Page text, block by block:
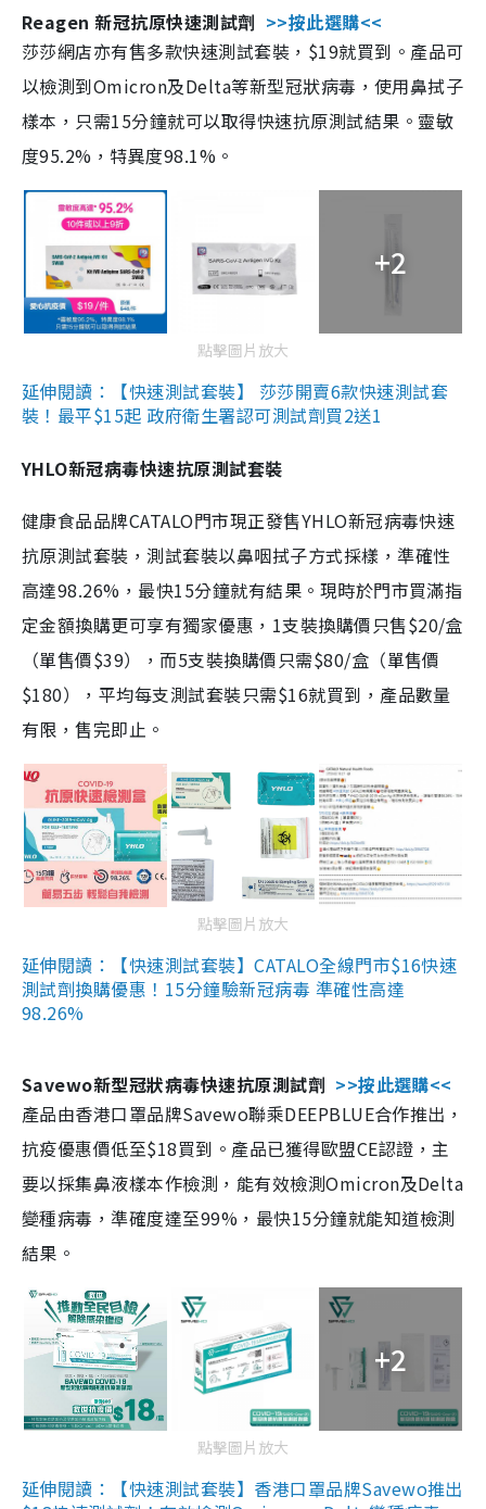
Reagen 新冠抗原快速測試劑 >>按此選購<<
莎莎網店亦有售多款快速測試套裝，$19就買到。產品可
以檢測到Omicron及Delta等新型冠狀病毒，使用鼻拭子
樣本，只需15分鐘就可以取得快速抗原測試結果。靈敏
度95.2%，特異度98.1%。
+2
點擊圖片放大
延伸閱讀：【快速測試套裝】 莎莎開賣6款快速測試套
裝！最平$15起 政府衛生署認可測試劑買2送1
YHLO新冠病毒快速抗原測試套裝
健康食品品牌CATALO門市現正發售YHLO新冠病毒快速
抗原測試套裝，測試套裝以鼻咽拭子方式採樣，準確性
高達98.26%，最快15分鐘就有結果。現時於門市買滿指
定金額換購更可享有獨家優惠，1支裝換購價只售$20/盒
（單售價$39），而5支裝換購價只需$80/盒（單售價
$180），平均每支測試套裝只需$16就買到，產品數量
有限，售完即止。
點擊圖片放大
延伸閱讀：【快速測試套裝】CATALO全線門市$16快速
測試劑換購優惠！15分鐘驗新冠病毒 準確性高達
98.26%
Savewo新型冠狀病毒快速抗原測試劑 >>按此選購<<
產品由香港口罩品牌Savewo聯乘DEEPBLUE合作推出，
抗疫優惠價低至$18買到。產品已獲得歐盟CE認證，主
要以採集鼻液樣本作檢測，能有效檢測Omicron及Delta
變種病毒，準確度達至99%，最快15分鐘就能知道檢測
結果。
+2
點擊圖片放大
延伸閱讀：【快速測試套裝】香港口罩品牌Savewo推出